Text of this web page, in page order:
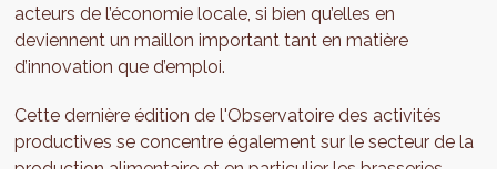
acteurs de l’économie locale, si bien qu’elles en
deviennent un maillon important tant en matière
d’innovation que d’emploi.
Cette dernière édition de l'Observatoire des activités
productives se concentre également sur le secteur de la